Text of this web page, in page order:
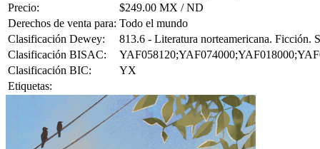
Precio:
$249.00 MX / ND
Derechos de venta para: Todo el mundo
Clasificación Dewey:
813.6 - Literatura norteamericana. Ficción.
Clasificación BISAC:
Clasificación BIC:
YX
Etiquetas: